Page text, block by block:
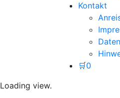
Kontakt
🛒0
Loading view.